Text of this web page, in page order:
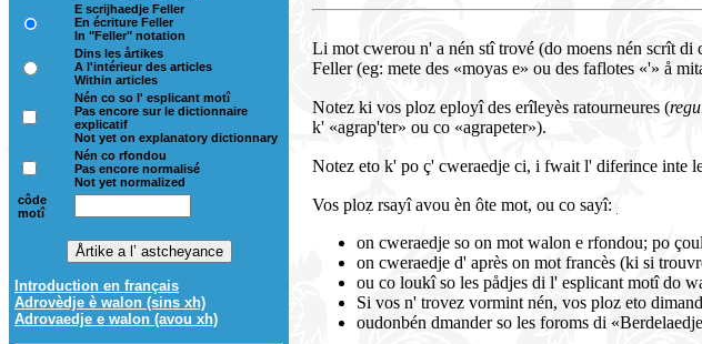
E scrijhaedje Feller
En écriture Feller
In "Feller" notation
Dins les årtikes
A l'intérieur des articles
Within articles
Nén co so l' esplicant motî
Pas encore sur le dictionnaire
explicatif
Not yet on explanatory dictionnary
Nén co rfondou
Pas encore normalisé
Not yet normalized
côde
motî
Introduction en français
Adrovèdje è walon (sins xh)
Adrovaedje e walon (avou xh)
Li mot cwerou n' a nén stî trové (do moens nén scrît di
Feller (eg: mete des «moyas e» ou des faflotes «'» å
Notez ki vos ploz eployî des erîleyès ratourneures (
k' «agrap'ter» ou co «agrapeter»).
Notez eto k' po ç' cweraedje ci, i fwait l' diferince inte
Vos ploz rsayî avou èn ôte mot, ou co sayî:
on cweraedje so on mot walon e rfondou; po
on cweraedje d' après on mot francès (ki si
ou co loukî so les pådjes di l' esplicant motî do
Si vos n' trovez vormint nén, vos ploz eto
oudonbén dmander so les foroms di